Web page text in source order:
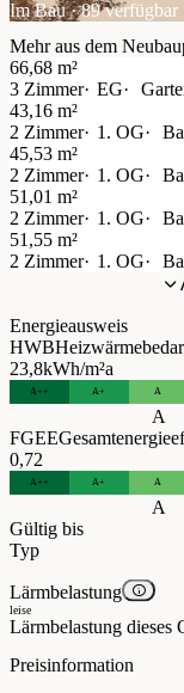
Im Bau · 89 verfügbar
Mehr aus dem
66,68 m²
3 Zimmer
EG
43,16 m²
2 Zimmer
1. OG
45,53 m²
2 Zimmer
1. OG
51,01 m²
2 Zimmer
1. OG
51,55 m²
2 Zimmer
1. OG
Energieausweis
HWB
23,8kWh/m²a
A++ A+ A
A
FGEE
0,72
A++ A+ A
A
Gültig bis
Typ
Lärmbelastung
leise
Lärmbelastung dieses
Preisinformation